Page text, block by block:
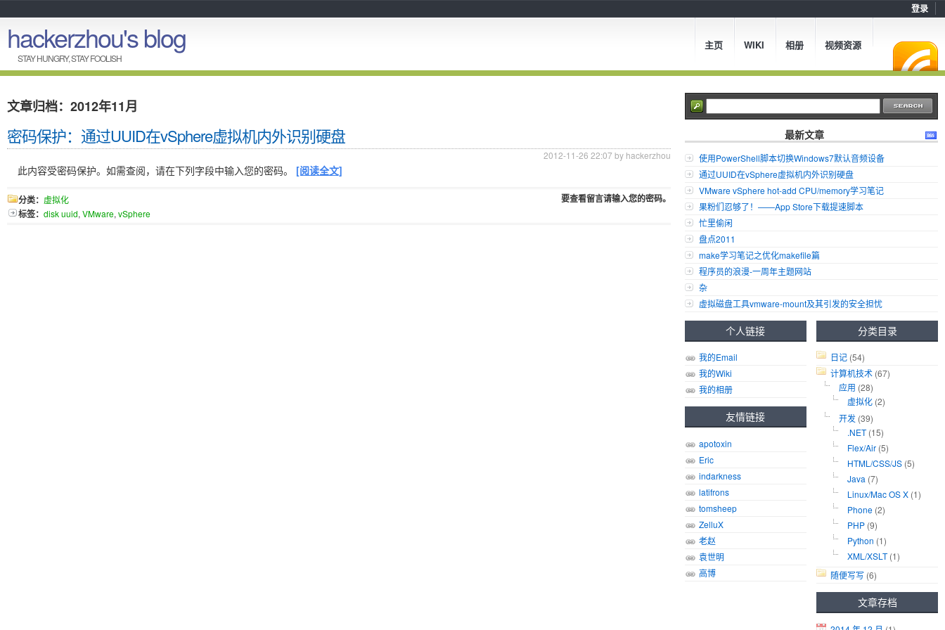
登录
主页 WIKI 相册 视频资源
hackerzhou's blog
STAY HUNGRY, STAY FOOLISH
最新文章
使用PowerShell脚本切换Windows7默认音频设备
通过UUID在vSphere虚拟机内外识别硬盘
VMware vSphere hot-add CPU/memory学习笔记
果粉们忍够了！——App Store下载提速脚本
忙里偷闲
盘点2011
make学习笔记之优化makefile篇
程序员的浪漫-一周年主题网站
杂
虚拟磁盘工具vmware-mount及其引发的安全担忧
分类目录
日记 (54)
计算机技术 (67)
应用 (28)
虚拟化 (2)
开发 (39)
.NET(15)
Flex/Air (5)
HTML/CSS/JS (5)
Java (7)
Linux/Mac OS X (1)
Phone (2)
PHP (9)
Python (1)
XML/XSLT(1)
随便写写 (6)
文章存档
个人链接
我的Email
我的Wiki
我的相册
友情链接
apotoxin
Eric
indarkness
latifrons
tomsheep
ZelluX
老赵
袁世明
高博
文章归档：2012年11月
密码保护：通过UUID在vSphere虚拟机内外识别硬盘
2012-11-26 22:07 by hackerzhou
此内容受密码保护。如需查阅，请在下列字段中输入您的密码。 [阅读全文]
要查看留言请输入您的密码。
分类： 虚拟化
标签： disk uuid, VMware, vSphere